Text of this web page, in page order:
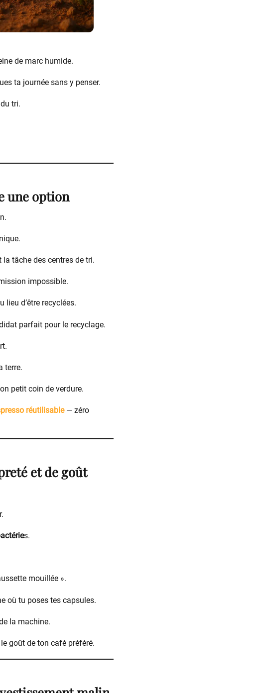
de marc humide.
ta journée sans y penser.
tri.
une option
tâche des centres de tri.
impossible.
d’être recyclées.
parfait pour le recyclage.
terre.
petit coin de verdure.
réutilisable— zéro
et de goût
s.
mouillée ».
où tu poses tes capsules.
la machine.
goût de ton café préféré.